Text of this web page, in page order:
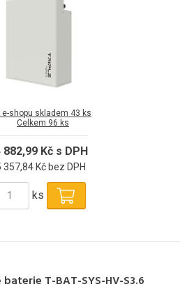
e-shopu skladem 43 ks
Celkem 96 ks
882,99 Kč s DPH
357,84 Kč bez DPH
ks
T-BAT-SYS-HV-S3.6